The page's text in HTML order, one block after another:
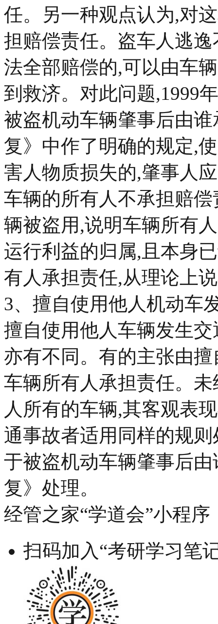
任。另一种观点认为,对
担赔偿责任。盗车人逃
法全部赔偿的,可以由车
到救济。对此问题,1999
被盗机动车辆肇事后由
复》中作了明确的规定,
害人物质损失的,肇事人
车辆的所有人不承担赔
辆被盗用,说明车辆所有
运行利益的归属,且本身
有人承担责任,从理论上
3、擅自使用他人机动车
擅自使用他人车辆发生
亦有不同。有的主张由
车辆所有人承担责任。
人所有的车辆,其客观表
通事故者适用同样的规
于被盗机动车辆肇事后
复》处理。
经管之家“学道会”小程序
扫码加入“考研学习笔